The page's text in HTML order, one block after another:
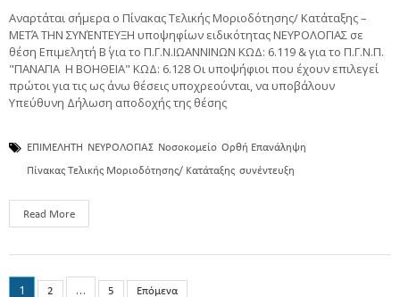
Αναρτάται σήμερα ο Πίνακας Τελικής Μοριοδότησης/ Κατάταξης –
ΜΕΤΆ ΤΗΝ ΣΥΝΈΝΤΕΥΞΗ υποψηφίων ειδικότητας ΝΕΥΡΟΛΟΓΙΑΣ σε
θέση Επιμελητή Β΄ για το Π.Γ.Ν.ΙΩΑΝΝΙΝΩΝ ΚΩΔ: 6.119 & για το Π.Γ.Ν.Π.
"ΠΑΝΑΓΙΑ Η ΒΟΗΘΕΙΑ" ΚΩΔ: 6.128 Οι υποψήφιοι που έχουν επιλεγεί
πρώτοι για τις ως άνω θέσεις υποχρεούνται, να υποβάλουν
Υπεύθυνη Δήλωση αποδοχής της θέσης
ΕΠΙΜΕΛΗΤΗ ΝΕΥΡΟΛΟΓΙΑΣ Νοσοκομείο Ορθή Επανάληψη
Πίνακας Τελικής Μοριοδότησης/ Κατάταξης συνέντευξη
Read More
1 2 … 5 Επόμενα